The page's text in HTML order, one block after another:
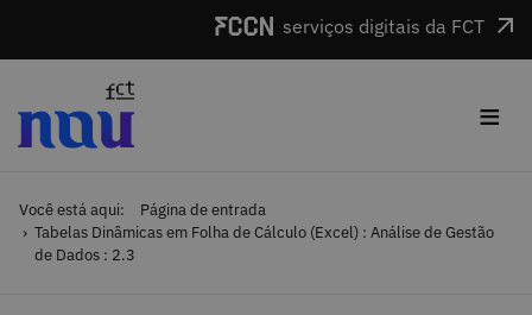
serviços digitais da FCT
≡
Você está aqui:
Página de entrada
Tabelas Dinâmicas em Folha de Cálculo (Excel) : Análise de Gestão
de Dados : 2.3